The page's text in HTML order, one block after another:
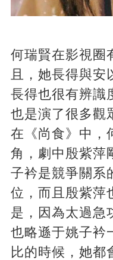
何瑞賢在影視圈
且，她長得與安
長得也很有辨識
也是演了很多觀
在《尚食》中，
角，劇中殷紫萍
子衿是競爭關系
位，而且殷紫萍
是，因為太過急
也略遜于姚子衿
比的時候，她都